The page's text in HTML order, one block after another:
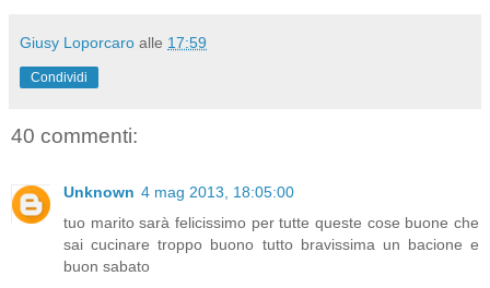
Giusy Loporcaro alle 17:59
Condividi
40 commenti:
Unknown 4 mag 2013, 18:05:00
tuo marito sarà felicissimo per tutte queste cose buone che
sai cucinare troppo buono tutto bravissima un bacione e
buon sabato